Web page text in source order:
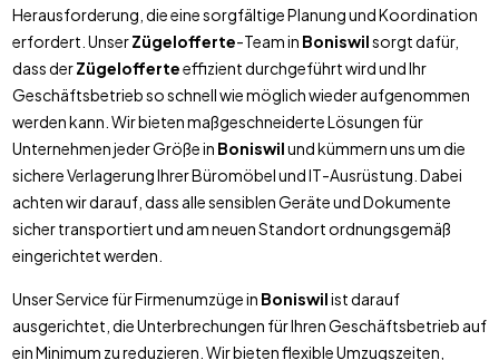
Herausforderung, die eine sorgfältige Planung und Koordination
erfordert. UnserZügelofferte-Team in Boniswilsorgt dafür,
dass derZügelofferteeffizient durchgeführt wird und Ihr
Geschäftsbetrieb so schnell wie möglich wieder aufgenommen
werden kann. Wir bieten maßgeschneiderte Lösungen für
Unternehmen jeder Größe in Boniswilund kümmern uns um die
sichere Verlagerung Ihrer Büromöbel und IT-Ausrüstung. Dabei
achten wir darauf, dass alle sensiblen Geräte und Dokumente
sicher transportiert und am neuen Standort ordnungsgemäß
eingerichtet werden.
Unser Service für Firmenumzüge in Boniswilist darauf
ausgerichtet, die Unterbrechungen für Ihren Geschäftsbetrieb auf
ein Minimum zu reduzieren. Wir bieten flexible Umzugszeiten,